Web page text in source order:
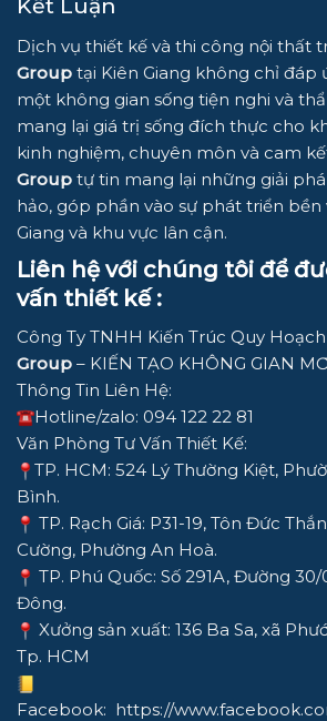
Kết Luận
Dịch vụ thiết kế và thi công nội thất
Group tại Kiên Giang không chỉ đáp
một không gian sống tiện nghi và
mang lại giá trị sống đích thực cho
kinh nghiệm, chuyên môn và cam
Group tự tin mang lại những giải
hảo, góp phần vào sự phát triển bền
Giang và khu vực lân cận.
Liên hệ với chúng tôi để
vấn thiết kế :
Công Ty TNHH Kiến Trúc Quy Hoạch
Group – KIẾN TẠO KHÔNG GIAN
Thông Tin Liên Hệ:
Hotline/zalo: 094 122 22 81
Văn Phòng Tư Vấn Thiết Kế:
TP. HCM: 524 Lý Thường Kiệt,
Bình.
TP. Rạch Giá: P31-19, Tôn Đức
Cường, Phường An Hoà.
TP. Phú Quốc: Số 291A, Đường
Đông.
Xưởng sản xuất: 136 Ba Sa, xã
Tp. HCM
Facebook: https://